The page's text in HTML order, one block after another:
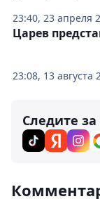
23:40, 23 апреля
23:08, 13 августа
Царев
Следите